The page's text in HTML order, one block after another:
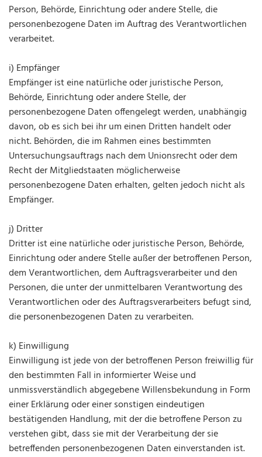
Person, Behörde, Einrichtung oder andere Stelle, die
personenbezogene Daten im Auftrag des Verantwortlichen
verarbeitet.
i) Empfänger
Empfänger ist eine natürliche oder juristische Person,
Behörde, Einrichtung oder andere Stelle, der
personenbezogene Daten offengelegt werden, unabhängig
davon, ob es sich bei ihr um einen Dritten handelt oder
nicht. Behörden, die im Rahmen eines bestimmten
Untersuchungsauftrags nach dem Unionsrecht oder dem
Recht der Mitgliedstaaten möglicherweise
personenbezogene Daten erhalten, gelten jedoch nicht als
Empfänger.
j) Dritter
Dritter ist eine natürliche oder juristische Person, Behörde,
Einrichtung oder andere Stelle außer der betroffenen Person,
dem Verantwortlichen, dem Auftragsverarbeiter und den
Personen, die unter der unmittelbaren Verantwortung des
Verantwortlichen oder des Auftragsverarbeiters befugt sind,
die personenbezogenen Daten zu verarbeiten.
k) Einwilligung
Einwilligung ist jede von der betroffenen Person freiwillig für
den bestimmten Fall in informierter Weise und
unmissverständlich abgegebene Willensbekundung in Form
einer Erklärung oder einer sonstigen eindeutigen
bestätigenden Handlung, mit der die betroffene Person zu
verstehen gibt, dass sie mit der Verarbeitung der sie
betreffenden personenbezogenen Daten einverstanden ist.